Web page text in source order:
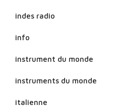
indes radio
info
instrument du monde
instruments du monde
italienne